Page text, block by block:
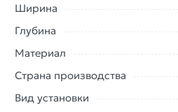
Ширина
Глубина
Материал
Страна производства
Вид установки